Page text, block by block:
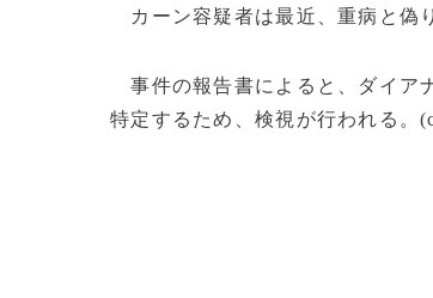
カーン容疑者は最近、重病と偽
事件の報告書によると、ダイア
特定するため、検視が行われる。